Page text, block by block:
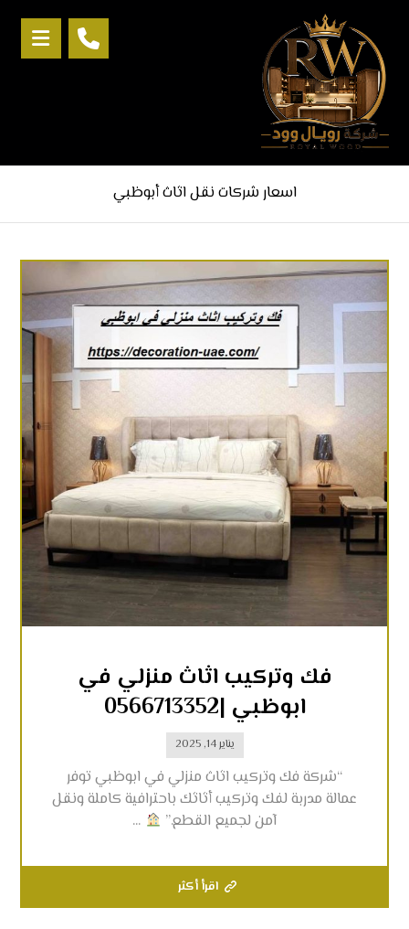
اسعار شركات نقل اثاث أبوظبي
فك وتركيب اثاث منزلي في
ابوظبي |0566713352
يناير 14, 2025
“شركة فك وتركيب اثاث منزلي في ابوظبي توفر
عمالة مدربة لفك وتركيب أثاثك باحترافية كاملة ونقل
آمن لجميع القطع.”
...
اقرأ أكثر